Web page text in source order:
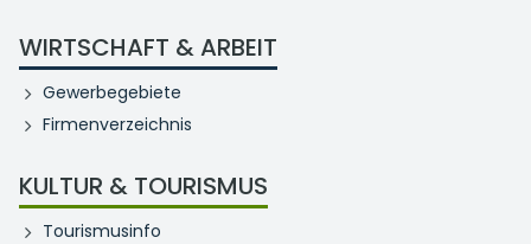
WIRTSCHAFT & ARBEIT
Gewerbegebiete
Firmenverzeichnis
KULTUR & TOURISMUS
Tourismusinfo